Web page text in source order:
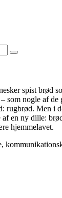
spist brød
som nogle af de
rugbrød. Men i
en ny dille:
hjemmelavet.